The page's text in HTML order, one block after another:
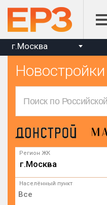
г.Москва
Регион ЖК
г.Москва
Населённый пункт